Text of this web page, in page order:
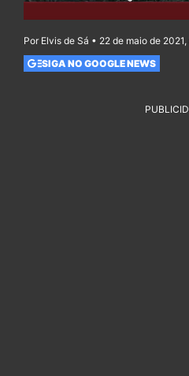
Por Elvis de Sá • 22 de maio de 2021,
SIGA NO GOOGLE NEWS